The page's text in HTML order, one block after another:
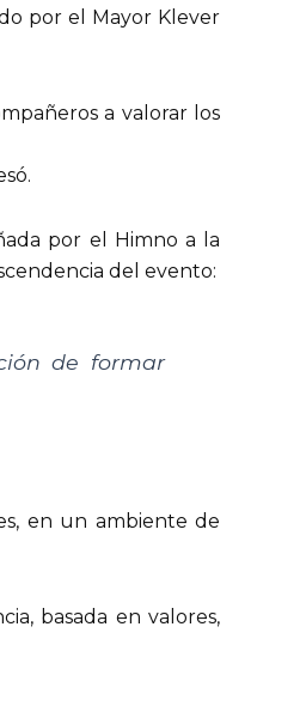
por el Mayor Klever
a valorar los
por el Himno a la
del evento:
de formar
en un ambiente de
basada en valores,